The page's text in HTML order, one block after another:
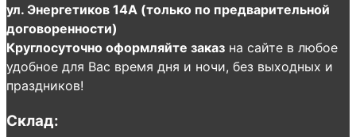
ул. Энергетиков 14А (только по предварительной
договоренности)
Круглосуточно оформляйте заказ на сайте в любое
удобное для Вас время дня и ночи, без выходных и
праздников!
Склад: